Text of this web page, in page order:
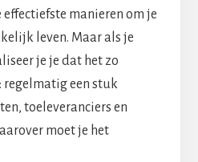
effectiefste manieren om je
leven. Maar als je
je je dat het zo
een stuk
toeleveranciers en
moet je het